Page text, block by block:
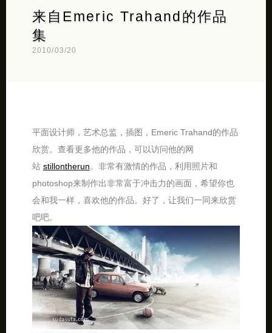
来自Emeric Trahand的作品
集
2010/03/20
平面设计师，艺术总监，插图，Emeric Trahand的作品
欣赏。查看更多他的作品，可以访问他的网
站 stillontherun。非常有激情的作品，利用照片和
photoshop来制作出非常富于冲击力的画面，希望你也
会和我一样，喜欢他的作品。好了，让我们一同来欣赏
吧吧。